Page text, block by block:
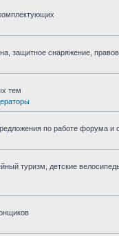
защитное снаряжение,
тем
по работе форума и
туризм, детские